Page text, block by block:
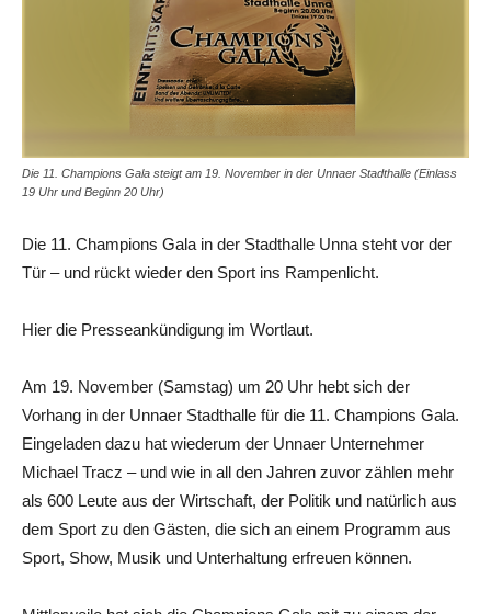
Die 11. Champions Gala steigt am 19. November in der Unnaer Stadthalle (Einlass
19 Uhr und Beginn 20 Uhr)
Die 11. Champions Gala in der Stadthalle Unna steht vor der
Tür – und rückt wieder den Sport ins Rampenlicht.
Hier die Presseankündigung im Wortlaut.
Am 19. November (Samstag) um 20 Uhr hebt sich der
Vorhang in der Unnaer Stadthalle für die 11. Champions Gala.
Eingeladen dazu hat wiederum der Unnaer Unternehmer
Michael Tracz – und wie in all den Jahren zuvor zählen mehr
als 600 Leute aus der Wirtschaft, der Politik und natürlich aus
dem Sport zu den Gästen, die sich an einem Programm aus
Sport, Show, Musik und Unterhaltung erfreuen können.